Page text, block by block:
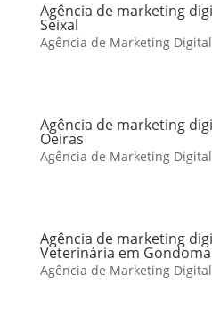
Agência de marketing
Seixal
Agência de Marketing
Agência de marketing
Oeiras
Agência de Marketing
Agência de marketing
Veterinária em
Agência de Marketing